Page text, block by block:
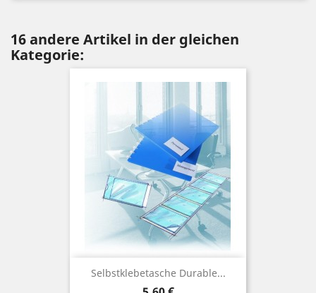
16 andere Artikel in der gleichen
Kategorie:
Selbstklebetasche Durable...